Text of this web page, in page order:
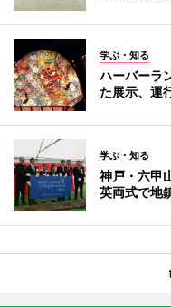
学ぶ・知る
ハーバーラ
た展示、運
学ぶ・知る
神戸・六甲
英両式で地